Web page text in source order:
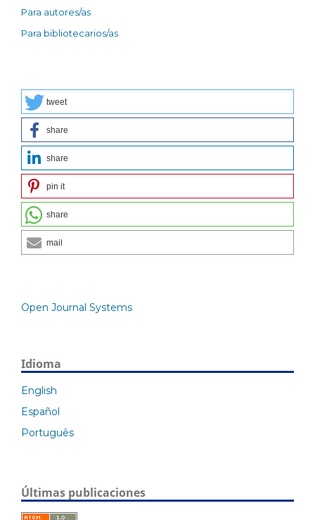
Para autores/as
Para bibliotecarios/as
tweet
share
share
pin it
share
mail
Open Journal Systems
Idioma
English
Español
Português
Últimas publicaciones